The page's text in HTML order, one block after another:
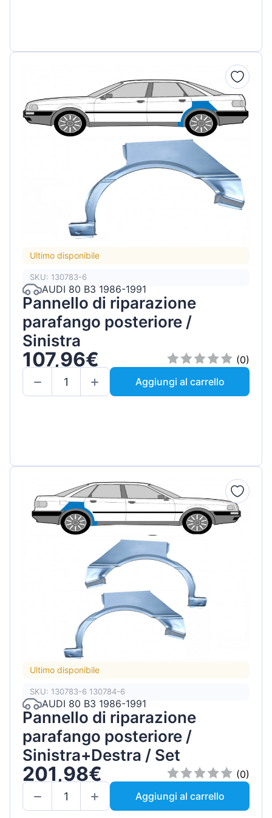
Ultimo disponibile
SKU: 130783-6
AUDI 80 B3 1986-1991
Pannello di riparazione
parafango posteriore /
Sinistra
107,96€
(0)
Aggiungi al carrello
Ultimo disponibile
SKU: 130783-6 130784-6
AUDI 80 B3 1986-1991
Pannello di riparazione
parafango posteriore /
Sinistra+Destra / Set
201,98€
(0)
Aggiungi al carrello